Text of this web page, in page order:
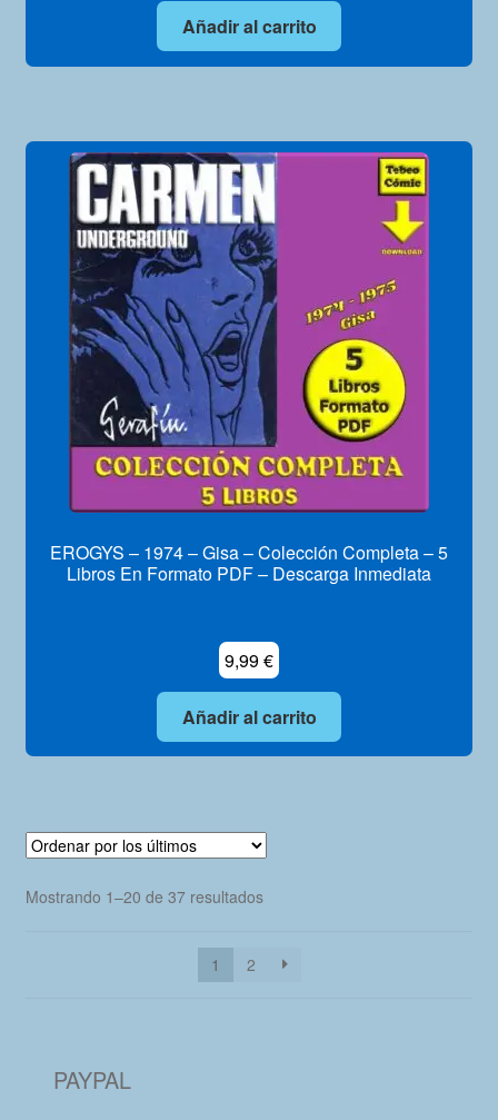
Añadir al carrito
EROGYS – 1974 – Gisa – Colección Completa – 5
Libros En Formato PDF – Descarga Inmediata
9,99€
Añadir al carrito
Mostrando 1–20 de 37 resultadosOrdenado
últimos
1 2
PAYPAL